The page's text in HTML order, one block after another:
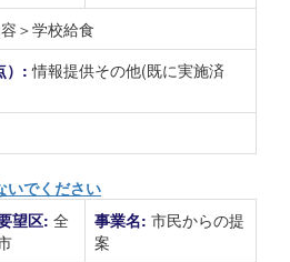
＞学校給食
）:情報提供その他(既に実施済
いでください
望区: 全
事業名: 市民からの提
案